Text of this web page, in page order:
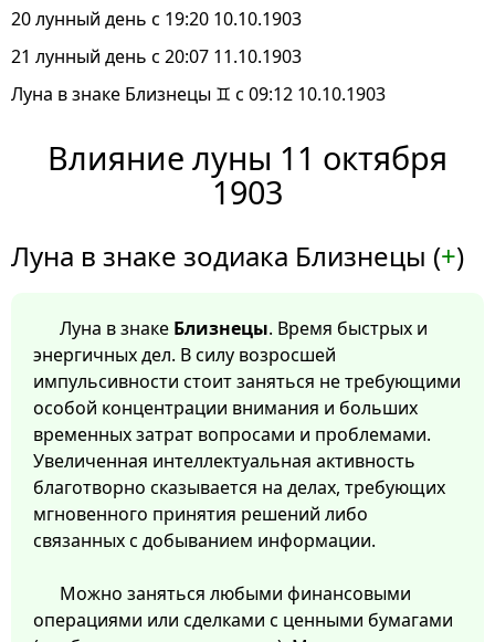
20 лунный день с 19:20 10.10.1903
21 лунный день с 20:07 11.10.1903
Луна в знаке Близнецы ♊ с 09:12 10.10.1903
Влияние луны 11 октября
1903
Луна в знаке зодиака Близнецы (+)
Луна в знаке Близнецы. Время быстрых и
энергичных дел. В силу возросшей
импульсивности стоит заняться не требующими
особой концентрации внимания и больших
временных затрат вопросами и проблемами.
Увеличенная интеллектуальная активность
благотворно сказывается на делах, требующих
мгновенного принятия решений либо
связанных с добыванием информации.
Можно заняться любыми финансовыми
операциями или сделками с ценными бумагами